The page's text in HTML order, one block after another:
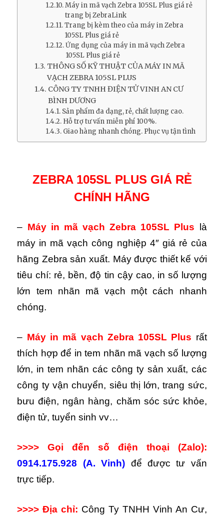
Máy in mã vạch Zebra 105SL Plus giá rẻ
trang bị ZebraLink
Trang bị kèm theo của máy in Zebra
105SL Plus giá rẻ
Ứng dụng của máy in mã vạch Zebra
105SL Plus giá rẻ
THÔNG SỐ KỸ THUẬT CỦA MÁY IN MÃ
VẠCH ZEBRA 105SL PLUS
CÔNG TY TNHH ĐIỆN TỬ VINH AN CƯ
BÌNH DƯƠNG
Sản phẩm đa dạng, rẻ, chất lượng cao.
Hỗ trợ tư vấn miễn phí 100%.
Giao hàng nhanh chóng. Phục vụ tận tình
ZEBRA 105SL PLUS GIÁ RẺ
CHÍNH HÃNG
– Máy in mã vạch Zebra 105SL Plus là
máy in mã vạch công nghiệp 4″ giá rẻ của
hãng Zebra sản xuất. Máy được thiết kế với
tiêu chí: rẻ, bền, độ tin cậy cao, in số lượng
lớn tem nhãn mã vạch một cách nhanh
chóng.
– Máy in mã vạch Zebra 105SL Plus rất
thích hợp để in tem nhãn mã vạch số lượng
lớn, in tem nhãn các công ty sản xuất, các
công ty vận chuyển, siêu thị lớn, trang sức,
bưu điện, ngân hàng, chăm sóc sức khỏe,
điện tử, tuyển sinh vv…
>>>> Gọi đến số điện thoại (Zalo):
0914.175.928 (A. Vinh) để được tư vấn
trực tiếp.
>>>> Địa chỉ: Công Ty TNHH Vinh An Cư,